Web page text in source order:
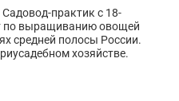
практик с 18-
по выращиванию овощей
средней полосы России.
хозяйстве.